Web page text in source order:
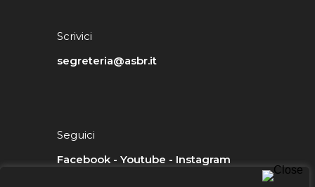
Scrivici
segreteria@asbr.it
Seguici
Facebook -Youtube - Instagram